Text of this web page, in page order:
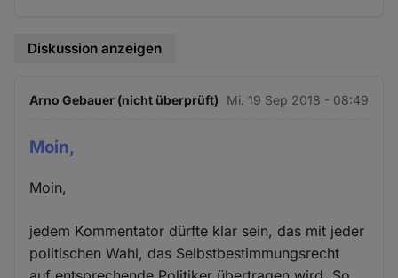
Diskussion anzeigen
Arno Gebauer (nicht überprüft) Mi. 19 Sep 2018 - 08:49
Moin,
Moin,
jedem Kommentator dürfte klar sein, das mit jeder
politischen Wahl, das Selbstbestimmungsrecht